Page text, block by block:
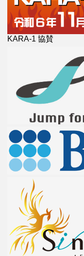
KARA-1 協賛